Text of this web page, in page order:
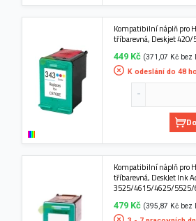
Kompatibilní náplň pro
tříbarevná, Deskjet
449 Kč (371,07 Kč bez
K odeslání do 48
Kompatibilní náplň pro
tříbarevná, DeskJet Ink
3525/4615/4625/5525/
479 Kč (395,87 Kč bez